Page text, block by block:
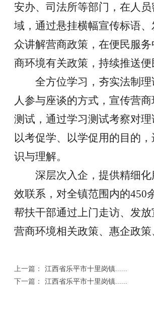
安办、 司法所等部门，在人
域，通过悬挂横幅宣传标语
众讲解营商政策，在便民服
商环境有关政策，持续推送
全方位学习，夯实法制理
人参与座谈的方式，宣传营
测试，通过学习测试考察对
以考促学、以学促用的目的
识与理解。
深层次入企，提供精细化
效联系，对全镇范围内的450
帮扶干部通过上门走访、发
营商环境相关政策、惠企政
上一篇：
江西省乐平市十里岗镇......
下一篇：
江西省乐平市十里岗镇......